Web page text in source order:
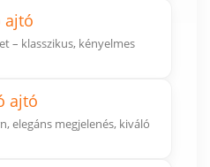
ajtó
– klasszikus, kényelmes
ajtó
elegáns megjelenés, kiváló